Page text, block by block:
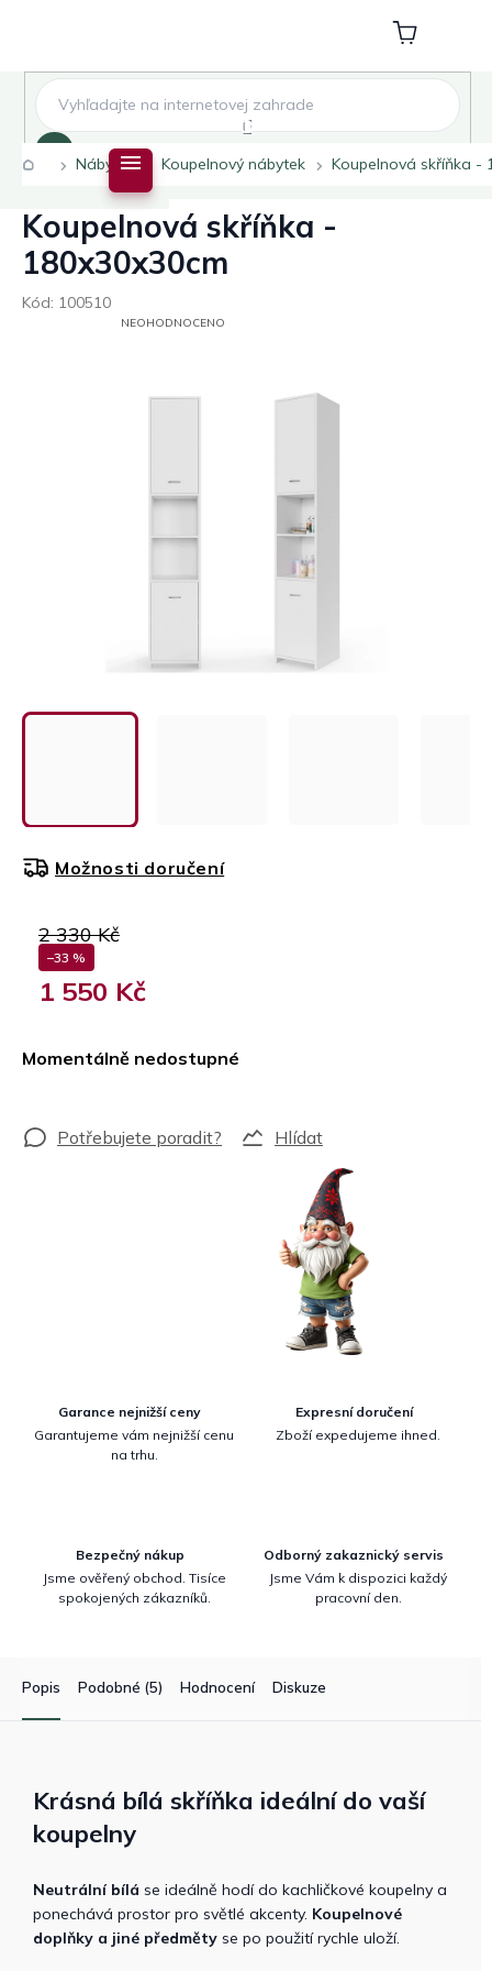
Nákupní
košík
DomůNábytek Koupelnový nábytek Koupelnová skříňka -
Koupelnová skříňka -
180x30x30cm
Kód: 100510
PRŮMĚRNÉNEOHODNOCENO
2 330 Kč
–33 %
1 550 Kč
Momentálně nedostupné
Možnosti doručení
Hlídat
Garance nejnižší ceny
Garantujeme vám nejnižší cenu
na trhu.
Expresní doručení
Zboží expedujeme ihned.
Bezpečný nákup
Jsme ověřený obchod. Tisíce
spokojených zákazníků.
Odborný zakaznický servis
Jsme Vám k dispozici každý
pracovní den.
Popis Podobné (5) Hodnocení Diskuze
Krásná bílá skříňka ideální do vaší
koupelny
Neutrální bílá se ideálně hodí do kachličkové koupelny a
ponechává prostor pro světlé akcenty. Koupelnové
doplňky a jiné předměty se po použití rychle uloží.